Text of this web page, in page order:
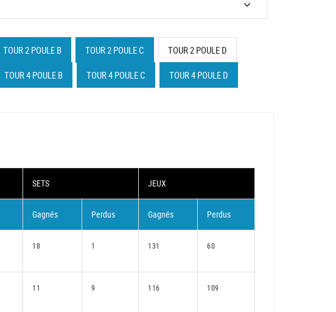
TOUR 2 POULE B TOUR 2 POULE C TOUR 2 POULE D
TOUR 4 POULE B TOUR 4 POULE C TOUR 4 POULE D
SETS JEUX
Gagnés Perdus Gagnés Perdus
18 1 131 60
11 9 116 109